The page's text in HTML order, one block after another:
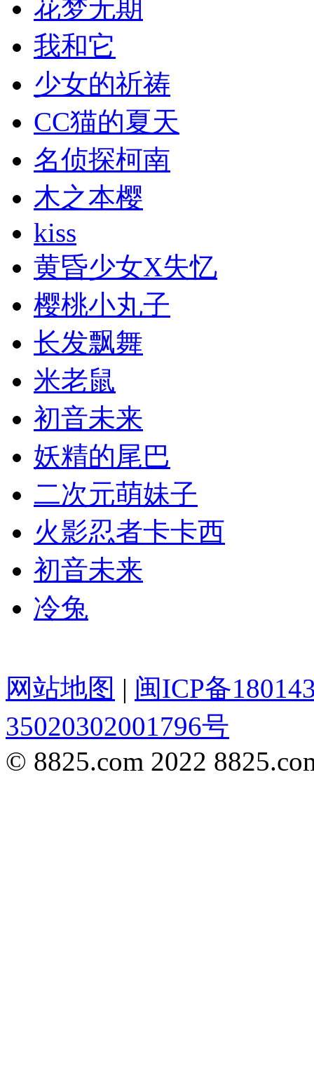
花梦无期
我和它
少女的祈祷
CC猫的夏天
名侦探柯南
木之本樱
kiss
黄昏少女X失忆
樱桃小丸子
长发飘舞
米老鼠
初音未来
妖精的尾巴
二次元萌妹子
火影忍者卡卡西
初音未来
冷兔
网站地图 | 闽ICP备
35020302001796号
© 8825.com 2022